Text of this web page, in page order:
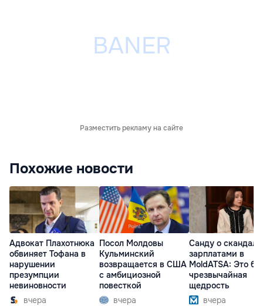
Разместить рекламу на сайте
Похожие новости
Адвокат Плахотнюка
обвиняет Тофана в
нарушении
презумпции
невиновности
вчера
Посол Молдовы
Кульминский
возвращается в США
с амбициозной
повесткой
вчера
Санду о
зарплатами в
MoldATSA: Это
чрезвычайная
щедрость
вчера